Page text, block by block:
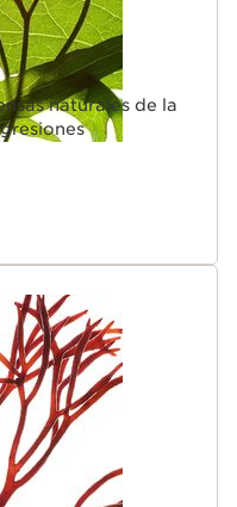
naturales de la